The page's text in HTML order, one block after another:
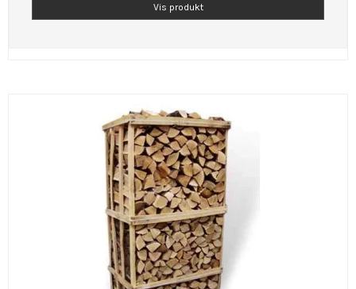
Vis produkt